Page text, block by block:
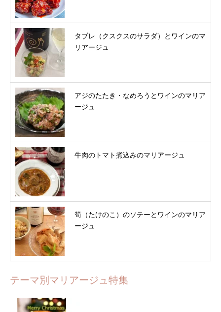
タブレ（クスクスのサラダ）とワインのマ
リアージュ
アジのたたき・なめろうとワインのマリア
ージュ
牛肉のトマト煮込みのマリアージュ
筍（たけのこ）のソテーとワインのマリア
ージュ
テーマ別マリアージュ特集